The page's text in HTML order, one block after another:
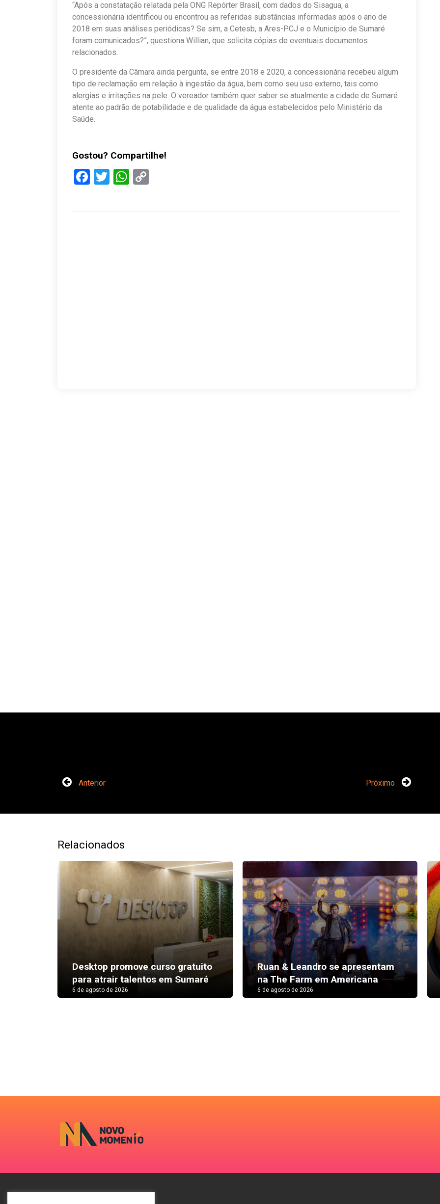
“Após a constatação relatada pela ONG Repórter Brasil, com dados do Sisagua, a
concessionária identificou ou encontrou as referidas substâncias informadas após o ano de
2018 em suas análises periódicas? Se sim, a Cetesb, a Ares-PCJ e o Município de Sumaré
foram comunicados?”, questiona Willian, que solicita cópias de eventuais documentos
relacionados.
O presidente da Câmara ainda pergunta, se entre 2018 e 2020, a concessionária recebeu algum
tipo de reclamação em relação à ingestão da água, bem como seu uso externo, tais como
alergias e irritações na pele. O vereador também quer saber se atualmente a cidade de Sumaré
atente ao padrão de potabilidade e de qualidade da água estabelecidos pelo Ministério da
Saúde.
Gostou? Compartilhe!
Facebook
TwitterWhatsApp
Anterior Próximo
Relacionados
Desktop promove curso gratuito
para atrair talentos em Sumaré
6 de agosto de 2026
Ruan & Leandro se apresentam
na The Farm em Americana
6 de agosto de 2026